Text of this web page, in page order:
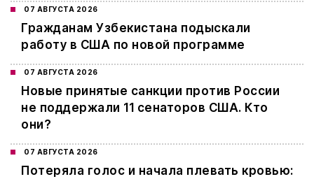
07 АВГУСТА 2026
Гражданам Узбекистана подыскали
работу в США по новой программе
07 АВГУСТА 2026
Новые принятые санкции против России
не поддержали 11 сенаторов США. Кто
они?
07 АВГУСТА 2026
Потеряла голос и начала плевать кровью: